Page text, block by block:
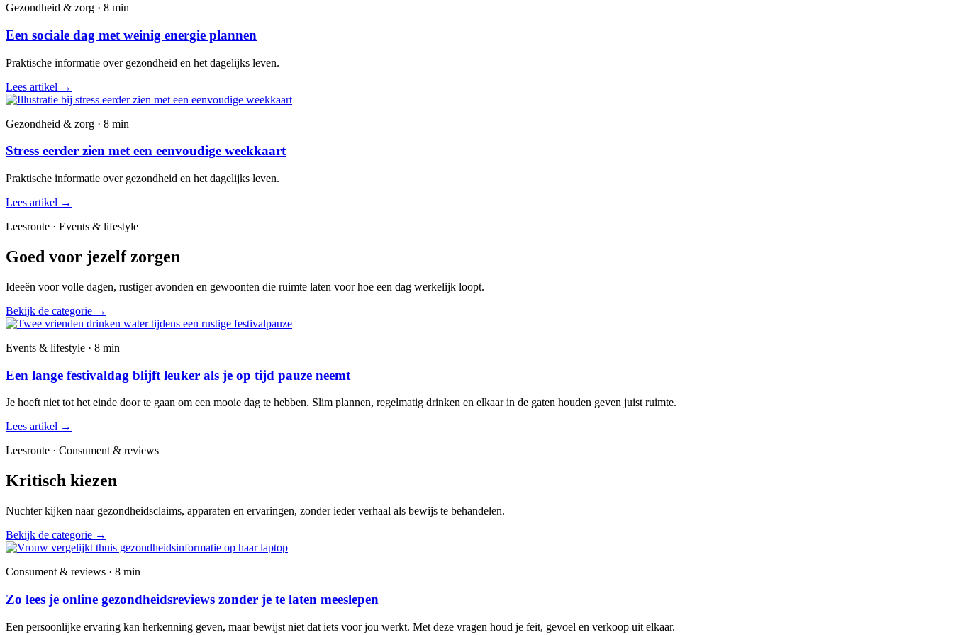
Gezondheid & zorg · 8 min
Een sociale dag met weinig energie plannen
Praktische informatie over gezondheid en het dagelijks leven.
Lees artikel →
Gezondheid & zorg · 8 min
Stress eerder zien met een eenvoudige weekkaart
Praktische informatie over gezondheid en het dagelijks leven.
Lees artikel →
Leesroute · Events & lifestyle
Goed voor jezelf zorgen
Ideeën voor volle dagen, rustiger avonden en gewoonten die ruimte laten voor hoe een dag werkelijk loopt.
Bekijk de categorie →
Events & lifestyle · 8 min
Een lange festivaldag blijft leuker als je op tijd pauze neemt
Je hoeft niet tot het einde door te gaan om een mooie dag te hebben. Slim plannen, regelmatig drinken en elkaar in de gaten houden geven juist ruimte.
Lees artikel →
Leesroute · Consument & reviews
Kritisch kiezen
Nuchter kijken naar gezondheidsclaims, apparaten en ervaringen, zonder ieder verhaal als bewijs te behandelen.
Bekijk de categorie →
Consument & reviews · 8 min
Zo lees je online gezondheidsreviews zonder je te laten meeslepen
Een persoonlijke ervaring kan herkenning geven, maar bewijst niet dat iets voor jou werkt. Met deze vragen houd je feit, gevoel en verkoop uit elkaar.